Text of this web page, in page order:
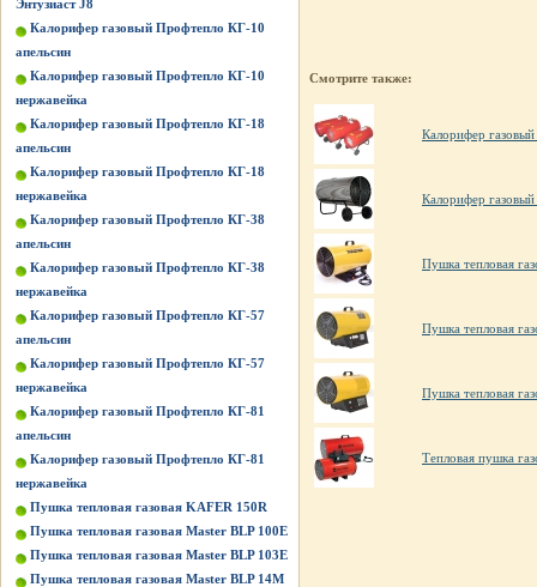
Энтузиаст J8
Калорифер газовый Профтепло КГ-10
апельсин
Калорифер газовый Профтепло КГ-10
нержавейка
Калорифер газовый Профтепло КГ-18
апельсин
Калорифер газовый Профтепло КГ-18
нержавейка
Калорифер газовый Профтепло КГ-38
апельсин
Калорифер газовый Профтепло КГ-38
нержавейка
Калорифер газовый Профтепло КГ-57
апельсин
Калорифер газовый Профтепло КГ-57
нержавейка
Калорифер газовый Профтепло КГ-81
апельсин
Калорифер газовый Профтепло КГ-81
нержавейка
Пушка тепловая газовая KAFER 150R
Пушка тепловая газовая Master BLP 100E
Пушка тепловая газовая Master BLP 103E
Пушка тепловая газовая Master BLP 14M
Смотрите также:
Калорифер
Калорифер
Пушка тепловая
Пушка тепловая
Пушка тепловая
Тепловая пушка